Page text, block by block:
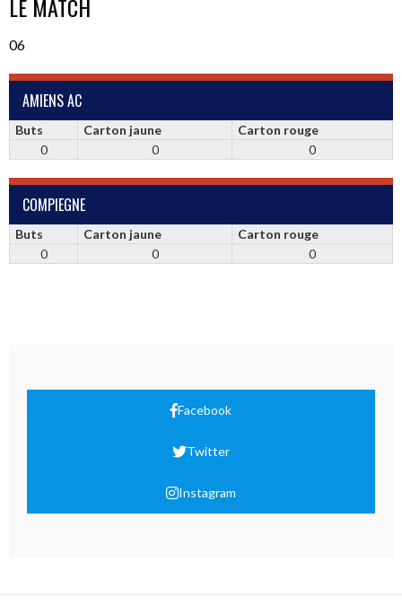
LE MATCH
06
AMIENS AC
Buts Carton jaune
Carton rouge
0
0 0
COMPIEGNE
Buts Carton jaune
Carton rouge
0
0 0
Facebook
Twitter
Instagram